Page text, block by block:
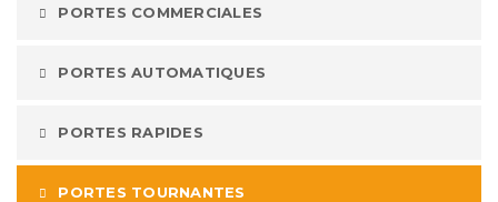
PORTES COMMERCIALES
PORTES AUTOMATIQUES
PORTES RAPIDES
PORTES TOURNANTES